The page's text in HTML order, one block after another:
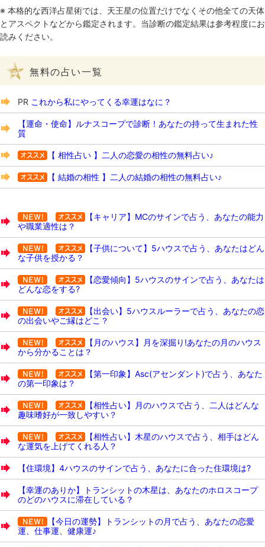
※ 本格的な西洋占星術では、天王星の位置だけでなくその他全ての天体
とアスペクトなどから鑑定されます。当診断の鑑定結果は参考程度にお
読みください。
無料の占い一覧
PR これから私にやってくる幸運はなに？
【運命・使命】ルナスコープで診断！あなたの持って生まれた性
質
【 相性占い 】二人の恋愛の相性の無料占い♪
【 結婚の相性 】二人の結婚の相性の無料占い♪
【キャリア】MCのサインで占う、あなたの能力
や職業適性は？
【子供について】5ハウスで占う、あなたはどん
な子供を授かる？
【恋愛傾向】5ハウスのサインで占う、あなたは
どんな恋をする?
【出会い】5ハウスルーラーで占う、あなたの恋
の出会いやご縁はどこ？
【月のハウス】月を深掘り!あなたの月のハウス
から分かることは？
【第一印象】Asc(アセンダント)で占う、あなた
の第一印象は？
【相性占い】月のハウスで占う、二人はどんな
趣味嗜好が一致しやすい？
【相性占い】木星のハウスで占う、相手はどん
な運気を上げてくれる人？
【住環境】4ハウスのサインで占う、あなたに合った住環境は?
【幸運のありか】トランシットの木星は、あなたのホロスコープ
のどのハウスに滞在している？
【今日の運勢】トランシットの月で占う、あなたの恋愛
運、仕事運、健康運♪